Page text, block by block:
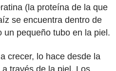
(la proteína de la que
se encuentra dentro de
un pequeño tubo en la piel.
crecer, lo hace desde la
través de la piel. Los